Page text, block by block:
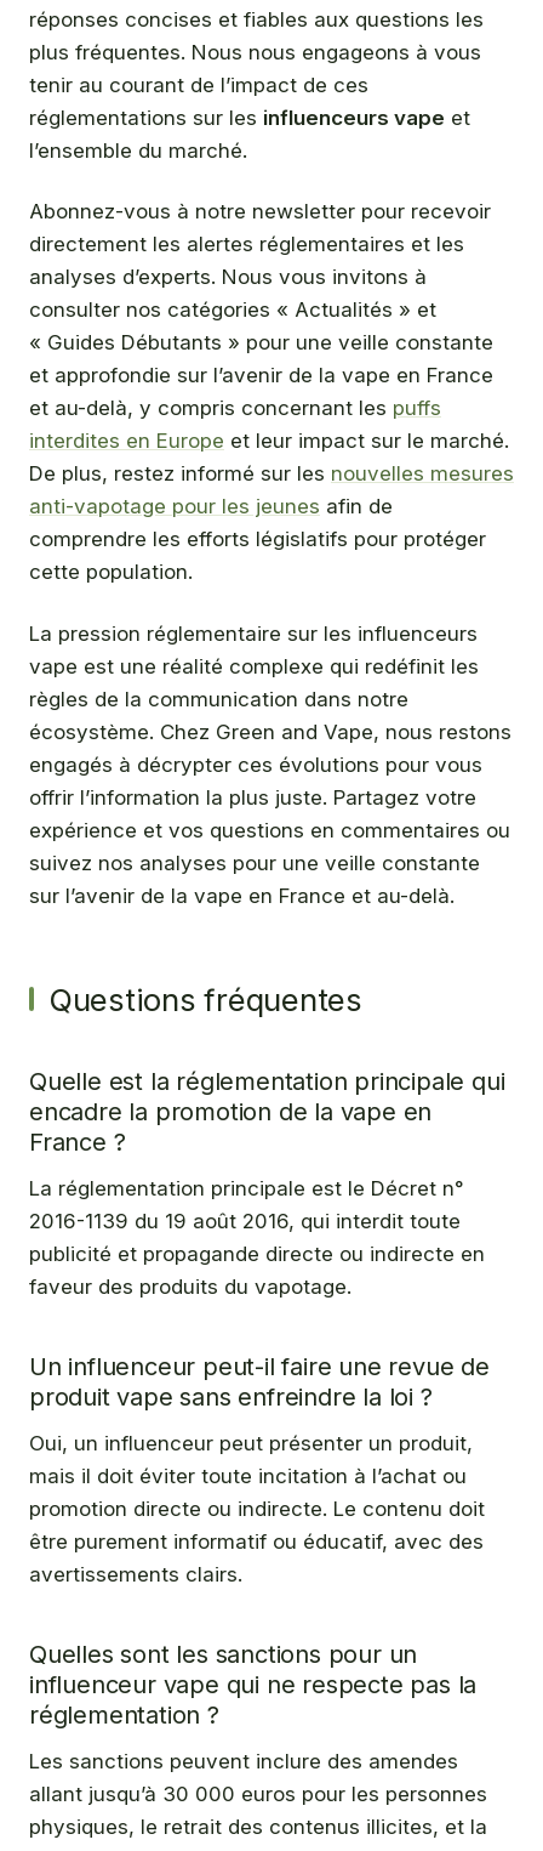
réponses concises et fiables aux questions les
plus fréquentes. Nous nous engageons à vous
tenir au courant de l’impact de ces
réglementations sur les influenceurs vape et
l’ensemble du marché.
Abonnez-vous à notre newsletter pour recevoir
directement les alertes réglementaires et les
analyses d’experts. Nous vous invitons à
consulter nos catégories « Actualités » et
« Guides Débutants » pour une veille constante
et approfondie sur l’avenir de la vape en France
et au-delà, y compris concernant les puffs
interdites en Europe et leur impact sur le marché.
De plus, restez informé sur les nouvelles mesures
anti-vapotage pour les jeunes afin de
comprendre les efforts législatifs pour protéger
cette population.
La pression réglementaire sur les influenceurs
vape est une réalité complexe qui redéfinit les
règles de la communication dans notre
écosystème. Chez Green and Vape, nous restons
engagés à décrypter ces évolutions pour vous
offrir l’information la plus juste. Partagez votre
expérience et vos questions en commentaires ou
suivez nos analyses pour une veille constante
sur l’avenir de la vape en France et au-delà.
Questions fréquentes
Quelle est la réglementation principale qui
encadre la promotion de la vape en
France ?
La réglementation principale est le Décret n°
2016-1139 du 19 août 2016, qui interdit toute
publicité et propagande directe ou indirecte en
faveur des produits du vapotage.
Un influenceur peut-il faire une revue de
produit vape sans enfreindre la loi ?
Oui, un influenceur peut présenter un produit,
mais il doit éviter toute incitation à l’achat ou
promotion directe ou indirecte. Le contenu doit
être purement informatif ou éducatif, avec des
avertissements clairs.
Quelles sont les sanctions pour un
influenceur vape qui ne respecte pas la
réglementation ?
Les sanctions peuvent inclure des amendes
allant jusqu’à 30 000 euros pour les personnes
physiques, le retrait des contenus illicites, et la